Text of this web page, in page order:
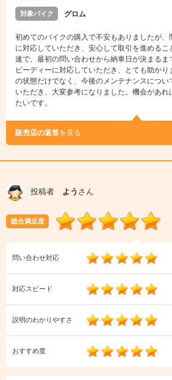
対象バイク グロム
初めてのバイクの購入で不安もありましたが
に対応していただき、安心して取引を進める
速で、最初の問い合わせから納車日が決まるま
ピーディーに対応していただき、とても助か
の状態だけでなく、今後のメンテナンスについ
いただき、大変参考になりました。機会があれ
たいです。
販売店の返答を見る
投稿者 よう さん
総合満足度
問い合わせ対応
対応スピード
説明のわかりやすさ
おすすめ度